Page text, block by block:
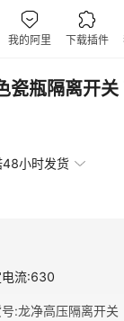
瓷瓶隔离开
48小时发货
流:630
:龙净高压隔离开关